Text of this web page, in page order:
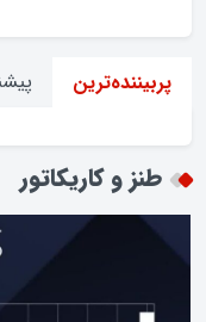
پربیننده‌ترین
طنز و کاریکاتور